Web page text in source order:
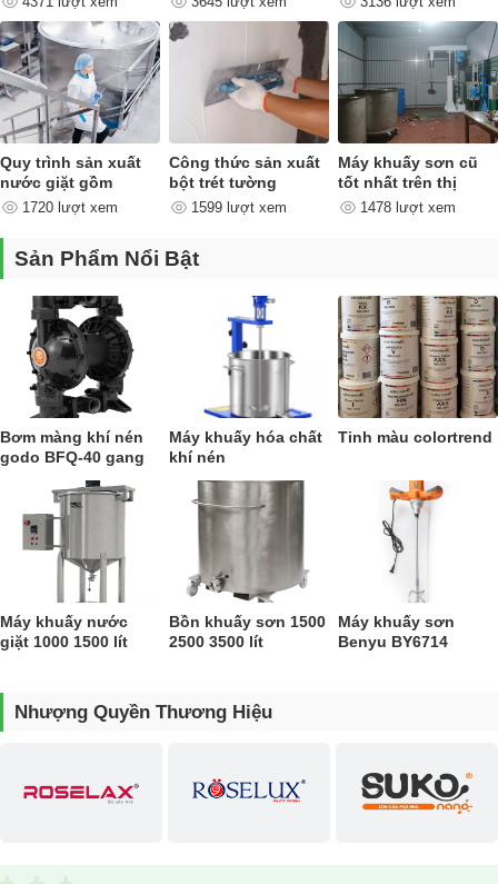
nào ?
Quy trình sản xuất
nước giặt gồm
những công đoạn
1720 lượt xem
Công thức sản xuất
bột trét tường
1599 lượt xem
Máy khuấy sơn cũ
tốt nhất trên thị
trường
1478 lượt xem
Sản Phẩm Nổi Bật
Bơm màng khí nén
godo BFQ-40 gang
Máy khuấy hóa chất
khí nén
Tinh màu colortrend
Máy khuấy nước
giặt 1000 1500 lít
Bồn khuấy sơn 1500
2500 3500 lít
Máy khuấy sơn
Benyu BY6714
Nhượng Quyền Thương Hiệu